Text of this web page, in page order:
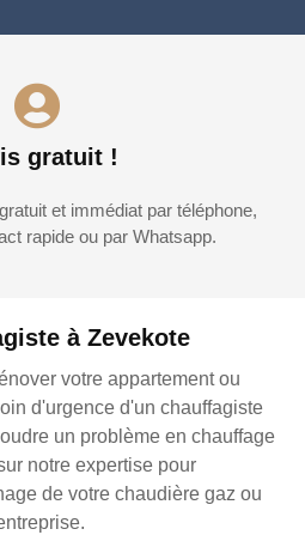
à Zevekote
votre appartement ou
d'urgence d'un chauffagiste
un problème en chauffage
notre expertise pour
de votre chaudière gaz ou
gratuit !
et immédiat par téléphone,
rapide ou par Whatsapp.